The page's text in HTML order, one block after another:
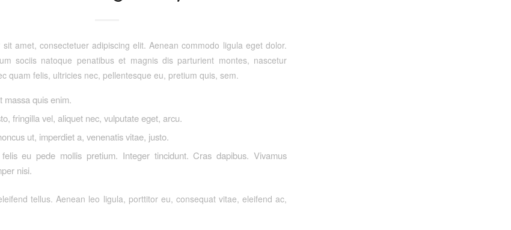
amet, consectetuer adipiscing elit. Aenean commodo ligula eget dolor.
sociis natoque penatibus et magnis dis parturient montes, nascetur
quam felis, ultricies nec, pellentesque eu, pretium quis, sem.
massa quis enim.
fringilla vel, aliquet nec, vulputate eget, arcu.
ut, imperdiet a, venenatis vitae, justo.
eu pede mollis pretium. Integer tincidunt. Cras dapibus. Vivamus
nisi.
tellus. Aenean leo ligula, porttitor eu, consequat vitae, eleifend ac,